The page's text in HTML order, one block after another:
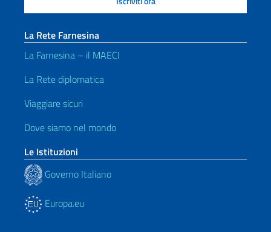
La Rete Farnesina
La Farnesina – il MAECI
La Rete diplomatica
Viaggiare sicuri
Dove siamo nel mondo
Le Istituzioni
Governo Italiano
Europa.eu